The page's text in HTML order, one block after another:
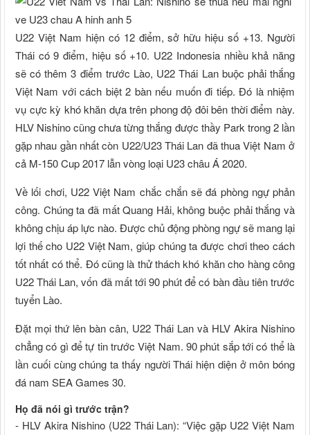
U22 Việt Nam hiện có 12 điểm, sở hữu hiệu số +13. Người
Thái có 9 điểm, hiệu số +10. U22 Indonesia nhiều khả năng
sẽ có thêm 3 điểm trước Lào, U22 Thái Lan buộc phải thắng
Việt Nam với cách biệt 2 bàn nếu muốn đi tiếp. Đó là nhiệm
vụ cực kỳ khó khăn dựa trên phong độ đôi bên thời điểm này.
HLV Nishino cũng chưa từng thắng được thầy Park trong 2 lần
gặp nhau gần nhất còn U22/U23 Thái Lan đã thua Việt Nam ở
cả M-150 Cup 2017 lẫn vòng loại U23 châu Á 2020.
Về lối chơi, U22 Việt Nam chắc chắn sẽ đá phòng ngự phản
công. Chúng ta đã mất Quang Hải, không buộc phải thắng và
không chịu áp lực nào. Được chủ động phòng ngự sẽ mang lại
lợi thế cho U22 Việt Nam, giúp chúng ta được chơi theo cách
tốt nhất có thể. Đó cũng là thử thách khó khăn cho hàng công
U22 Thái Lan, vốn đã mất tới 90 phút để có bàn đầu tiên trước
tuyển Lào.
Đặt mọi thứ lên bàn cân, U22 Thái Lan và HLV Akira Nishino
chẳng có gì để tự tin trước Việt Nam. 90 phút sắp tới có thể là
lần cuối cùng chúng ta thấy người Thái hiện diện ở môn bóng
đá nam SEA Games 30.
Họ đã nói gì trước trận?
- HLV Akira Nishino (U22 Thái Lan): “Việc gặp U22 Việt Nam